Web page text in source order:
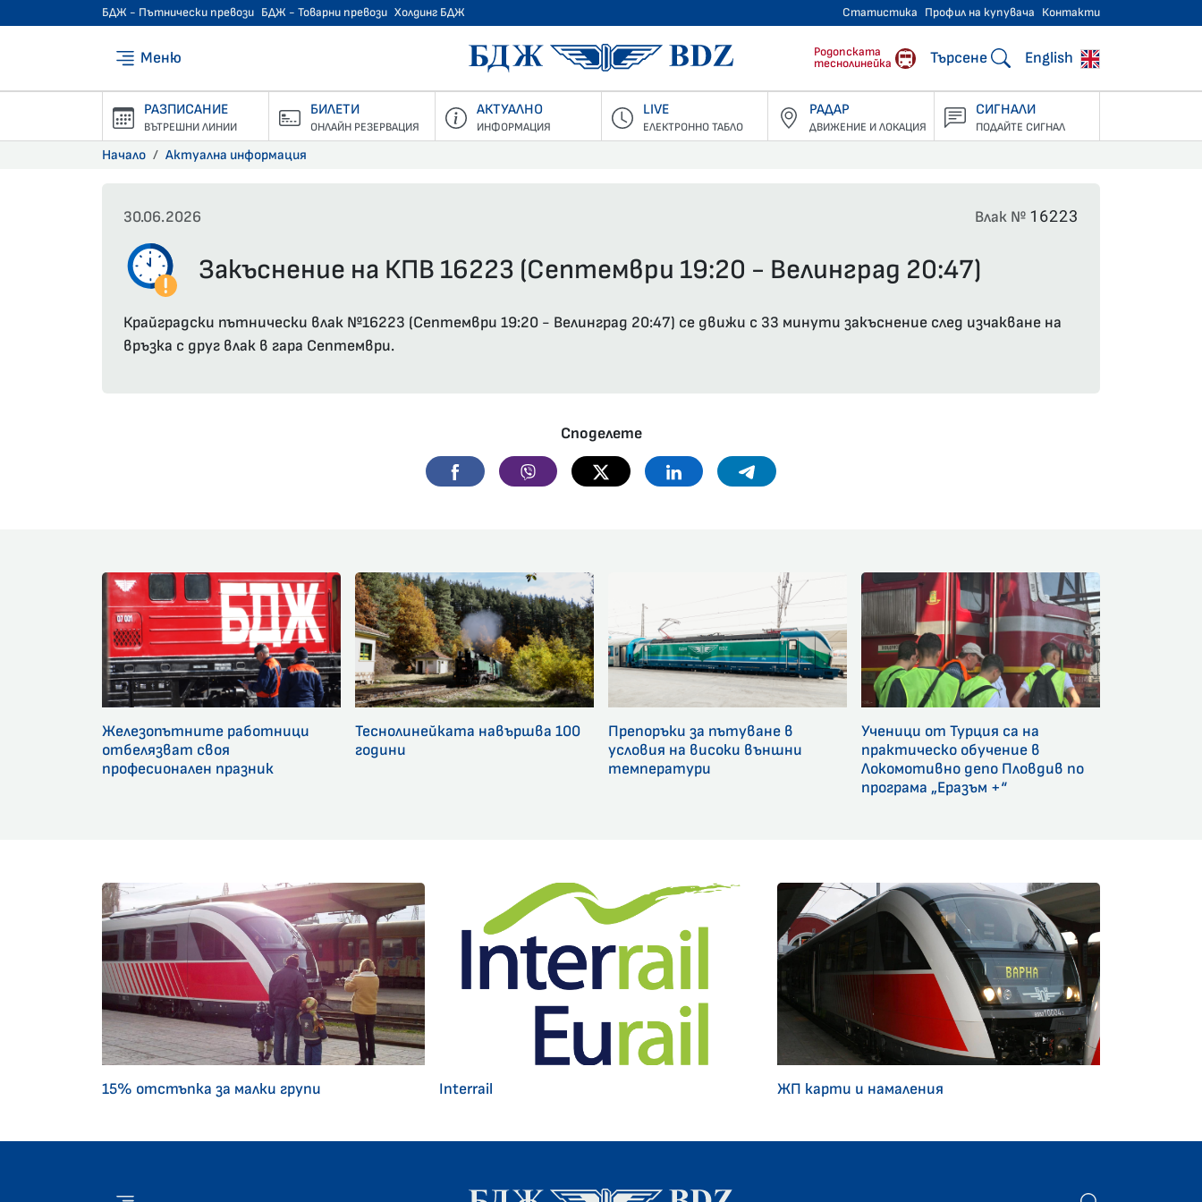
БДЖ - Пътнически превози БДЖ - Товарни превози Холдинг БДЖ Статистика Профил на купувача Контакти
Меню БДЖ - Пътнически превози
Родопската
теснолинейка
Търсене English
РАЗПИСАНИЕ
ВЪТРЕШНИ ЛИНИИ
БИЛЕТИ
ОНЛАЙН РЕЗЕРВАЦИЯ
АКТУАЛНО
ИНФОРМАЦИЯ
LIVE
ЕЛЕКТРОННО ТАБЛО
РАДАР
ДВИЖЕНИЕ И ЛОКАЦИЯ
СИГНАЛИ
ПОДАЙТЕ СИГНАЛ
Начало Актуална информация
30.06.2026 Влак № 16223
Закъснение на КПВ 16223 (Септември 19:20 - Велинград 20:47)
Крайградски пътнически влак №16223 (Септември 19:20 - Велинград 20:47) се движи с 33 минути закъснение след изчакване на
връзка с друг влак в гара Септември.
Споделете
Facebook Viber Twitter Linkedin Telegram
Железопътните работници
отбелязват своя
професионален празник
Теснолинейката навършва 100
години
Препоръки за пътуване в
условия на високи външни
температури
Ученици от Турция са на
практическо обучение в
Локомотивно депо Пловдив по
програма „Еразъм +“
15% отстъпка за малки групи Interrail ЖП карти и намаления